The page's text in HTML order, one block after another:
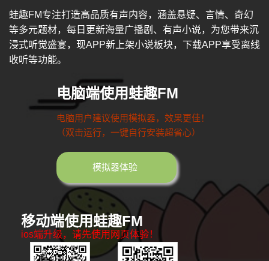
蛙趣FM专注打造高品质有声内容，涵盖悬疑、言情、奇幻
等多元题材，每日更新海量广播剧、有声小说，为您带来沉
浸式听觉盛宴，现APP新上架小说板块，下载APP享受离线
收听等功能。
电脑端使用蛙趣FM
电脑用户建议使用模拟器，效果更佳！
（双击运行，一键自行安装超省心）
模拟器体验
移动端使用蛙趣FM
ios端升级，请先使用网页体验！